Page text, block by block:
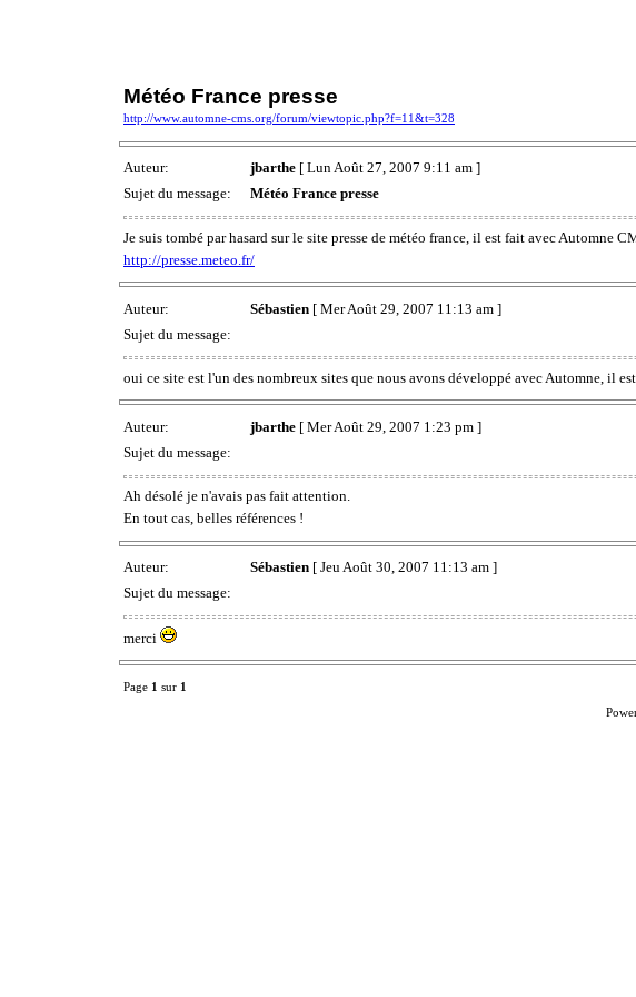
Météo France presse
http://www.automne-cms.org/forum/viewtopic.php?f=11&t=328
Auteur: jbarthe [ Lun Août 27, 2007 9:11 am ]
Sujet du message:
Météo France presse
Je suis tombé par hasard sur le site presse de météo france, il est fait avec Automne
http://presse.meteo.fr/
Auteur: Sébastien [ Mer Août 29, 2007 11:13 am ]
Sujet du message:
oui ce site est l'un des nombreux sites que nous avons développé avec Automne, il
Auteur: jbarthe [ Mer Août 29, 2007 1:23 pm ]
Sujet du message:
Ah désolé je n'avais pas fait attention.
En tout cas, belles références !
Auteur: Sébastien [ Jeu Août 30, 2007 11:13 am ]
Sujet du message:
merci
Page 1 sur 1